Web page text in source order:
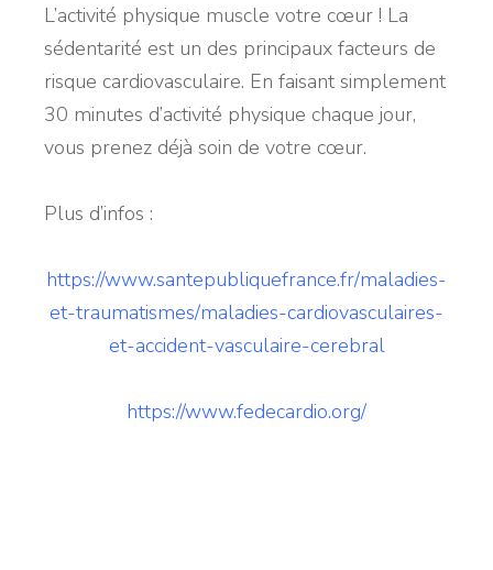
L’activité physique muscle votre cœur ! La
sédentarité est un des principaux facteurs de
risque cardiovasculaire. En faisant simplement
30 minutes d’activité physique chaque jour,
vous prenez déjà soin de votre cœur.
Plus d’infos :
https://www.santepubliquefrance.fr/maladies-
et-traumatismes/maladies-cardiovasculaires-
et-accident-vasculaire-cerebral
https://www.fedecardio.org/